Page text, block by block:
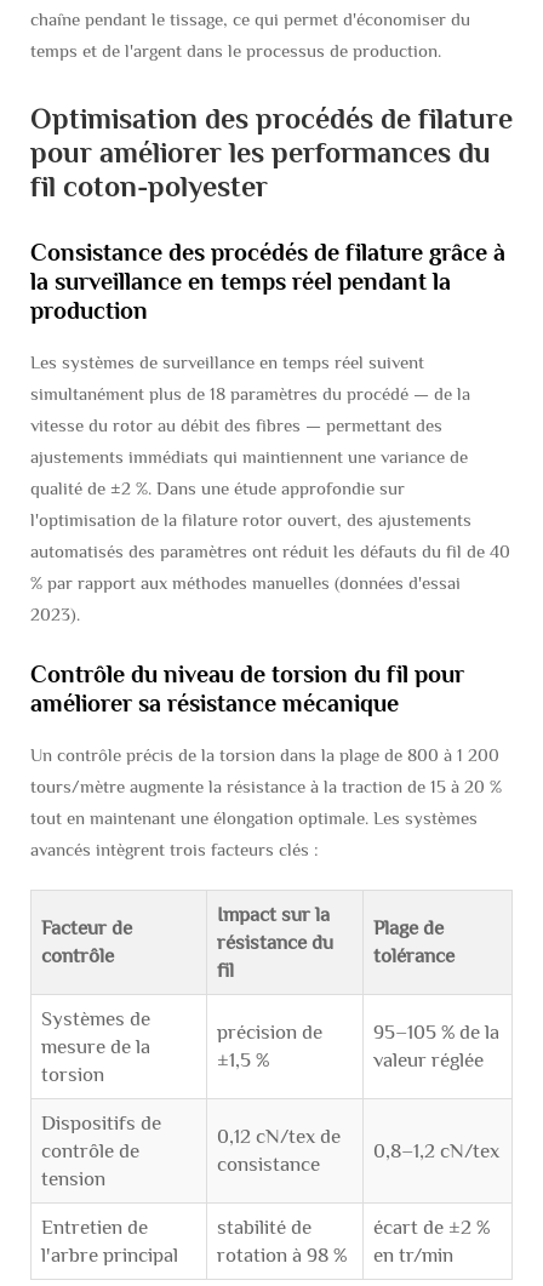
chaîne pendant le tissage, ce qui permet d'économiser du
temps et de l'argent dans le processus de production.
Optimisation des procédés de filature
pour améliorer les performances du
fil coton-polyester
Consistance des procédés de filature grâce à
la surveillance en temps réel pendant la
production
Les systèmes de surveillance en temps réel suivent
simultanément plus de 18 paramètres du procédé — de la
vitesse du rotor au débit des fibres — permettant des
ajustements immédiats qui maintiennent une variance de
qualité de ±2 %. Dans une étude approfondie sur
l'optimisation de la filature rotor ouvert, des ajustements
automatisés des paramètres ont réduit les défauts du fil de 40
% par rapport aux méthodes manuelles (données d'essai
2023).
Contrôle du niveau de torsion du fil pour
améliorer sa résistance mécanique
Un contrôle précis de la torsion dans la plage de 800 à 1 200
tours/mètre augmente la résistance à la traction de 15 à 20 %
tout en maintenant une élongation optimale. Les systèmes
avancés intègrent trois facteurs clés :
Facteur de
contrôle
Impact sur la
résistance du
fil
Plage de
tolérance
Systèmes de
mesure de la
torsion
précision de
±1,5 %
95–105 % de la
valeur réglée
Dispositifs de
contrôle de
tension
0,12 cN/tex de
consistance
0,8–1,2 cN/tex
Entretien de
l'arbre principal
stabilité de
rotation à 98 %
écart de ±2 %
en tr/min